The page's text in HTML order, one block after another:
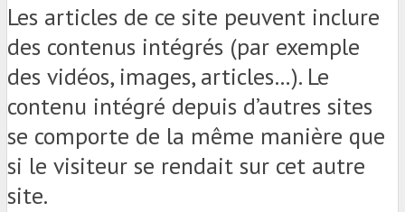
Les articles de ce site peuvent inclure
des contenus intégrés (par exemple
des vidéos, images, articles…). Le
contenu intégré depuis d’autres sites
se comporte de la même manière que
si le visiteur se rendait sur cet autre
site.